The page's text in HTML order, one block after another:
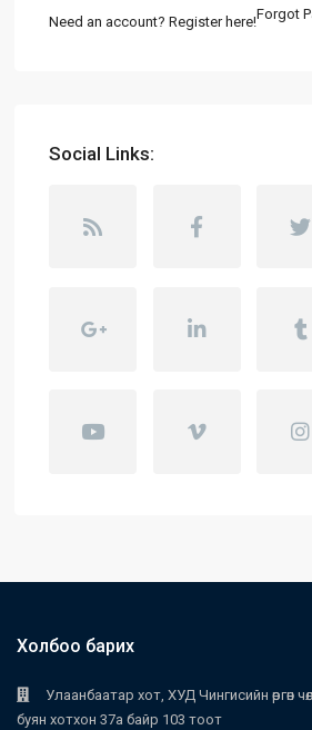
Need an account? Register here!Forgot
Social Links:
Холбоо барих
Улаанбаатар хот, ХУД Чингисийн өргөн
буян хотхон 37а байр 103 тоот